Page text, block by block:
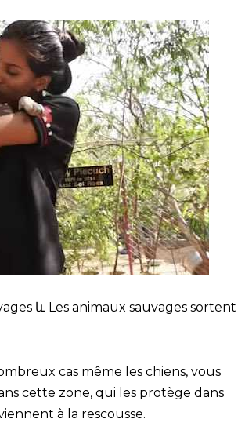
և Les animaux sauvages sortent
cas même les chiens, vous
cette zone, qui les protège dans
à la rescousse.